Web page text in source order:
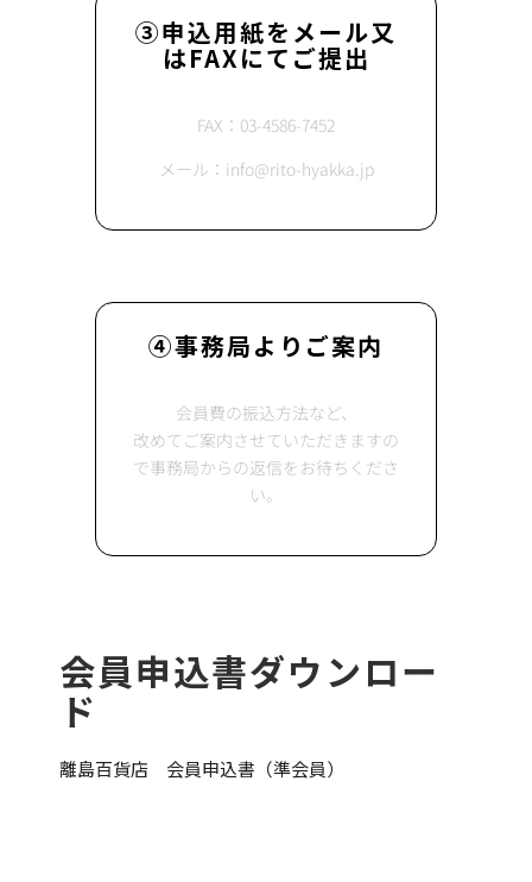
③申込用紙をメール又
はFAXにてご提出
FAX：03-4586-7452
メール：info@rito-hyakka.jp
④事務局よりご案内
会員費の振込方法など、
改めてご案内させていただきますの
で事務局からの返信をお待ちくださ
い。
会員申込書ダウンロー
ド
離島百貨店 会員申込書（準会員）